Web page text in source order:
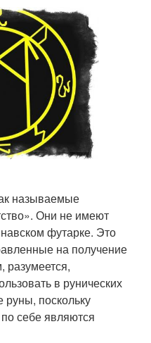
называемые
Они не имеют
футарке. Это
на получение
разумеется,
в рунических
руны, поскольку
себе являются